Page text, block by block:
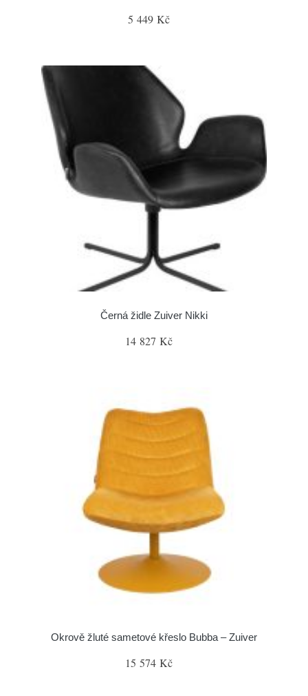
5 449 Kč
Černá židle Zuiver Nikki
14 827 Kč
Okrově žluté sametové křeslo Bubba – Zuiver
15 574 Kč